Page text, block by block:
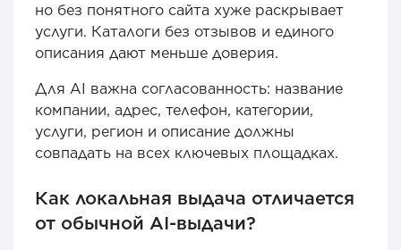
но без понятного сайта хуже раскрывает
услуги. Каталоги без отзывов и единого
описания дают меньше доверия.
Для AI важна согласованность: название
компании, адрес, телефон, категории,
услуги, регион и описание должны
совпадать на всех ключевых площадках.
Как локальная выдача отличается
от обычной AI-выдачи?